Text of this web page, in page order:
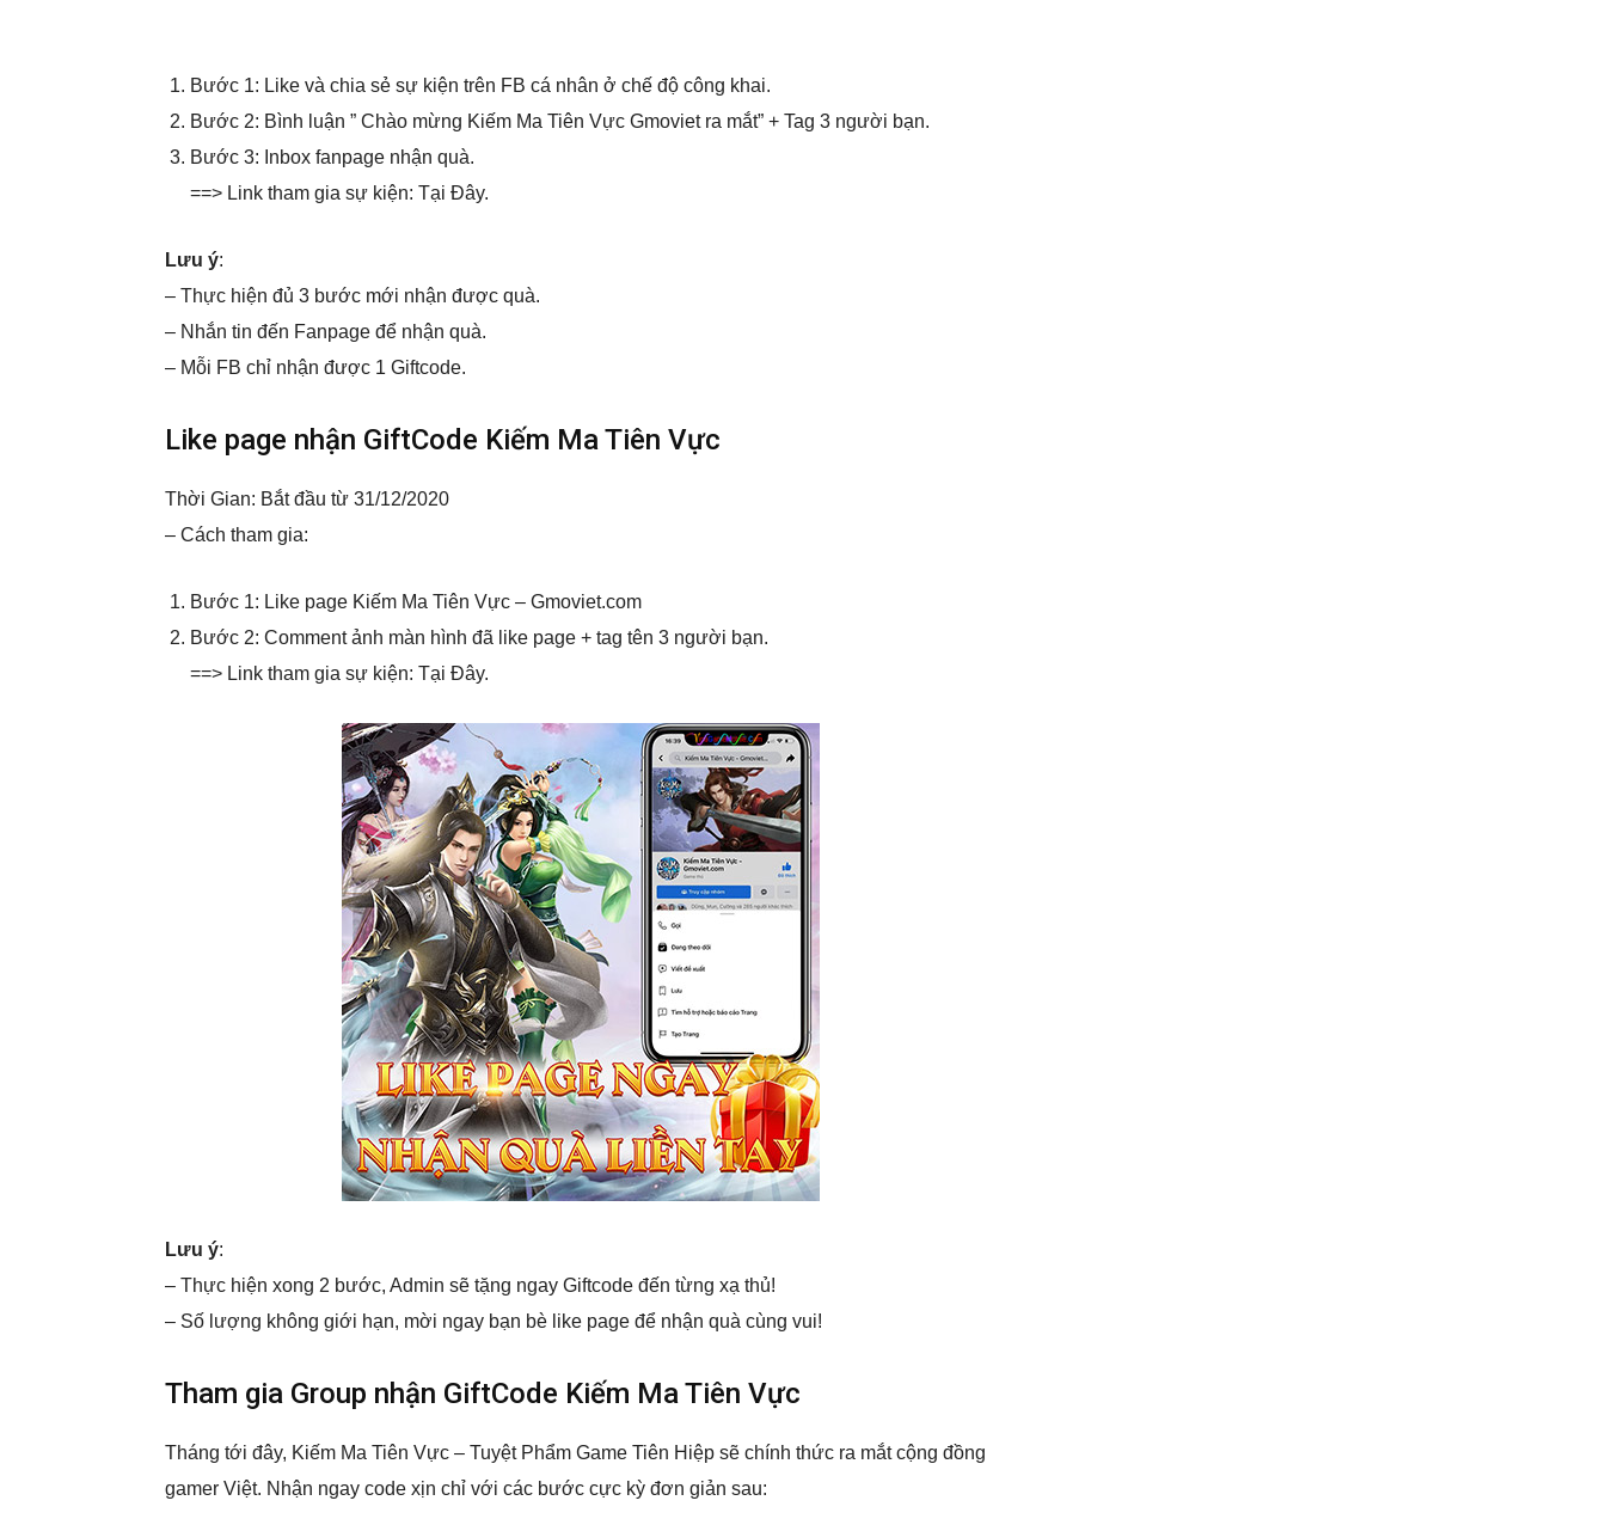
Bước 1: Like và chia sẻ sự kiện trên FB cá nhân ở chế độ công khai.
Bước 2: Bình luận ” Chào mừng Kiếm Ma Tiên Vực Gmoviet ra mắt” + Tag 3 người bạn.
Bước 3: Inbox fanpage nhận quà.
==> Link tham gia sự kiện: Tại Đây.
Lưu ý:
– Thực hiện đủ 3 bước mới nhận được quà.
– Nhắn tin đến Fanpage để nhận quà.
– Mỗi FB chỉ nhận được 1 Giftcode.
Like page nhận GiftCode Kiếm Ma Tiên Vực
Thời Gian: Bắt đầu từ 31/12/2020
– Cách tham gia:
Bước 1: Like page Kiếm Ma Tiên Vực – Gmoviet.com
Bước 2: Comment ảnh màn hình đã like page + tag tên 3 người bạn.
==> Link tham gia sự kiện: Tại Đây.
Lưu ý:
– Thực hiện xong 2 bước, Admin sẽ tặng ngay Giftcode đến từng xạ thủ!
– Số lượng không giới hạn, mời ngay bạn bè like page để nhận quà cùng vui!
Tham gia Group nhận GiftCode Kiếm Ma Tiên Vực
Tháng tới đây, Kiếm Ma Tiên Vực – Tuyệt Phẩm Game Tiên Hiệp sẽ chính thức ra mắt cộng đồng
gamer Việt. Nhận ngay code xịn chỉ với các bước cực kỳ đơn giản sau: